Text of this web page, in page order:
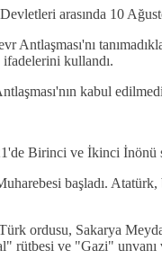
arasında 10
ifadelerini kullandı.
kabul
Birinci ve İkinci İnönü
başladı. Atatürk,
ordusu, Sakarya
rütbesi ve "Gazi" unvanı